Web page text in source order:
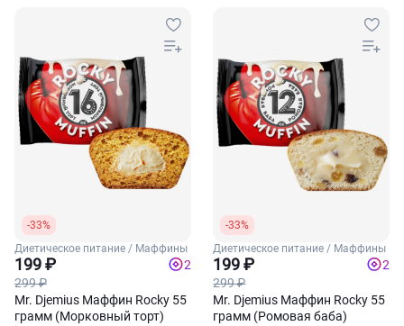
-33%
Диетическое питание / Маффины
199 ₽
299 ₽
2
Mr. Djemius Маффин Rocky 55
грамм (Морковный торт)
-33%
Диетическое питание / Маффины
199 ₽
299 ₽
2
Mr. Djemius Маффин Rocky 55
грамм (Ромовая баба)